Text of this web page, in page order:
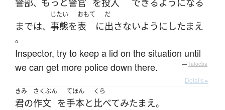
警部、 もっと警官 を投入
できるようになる
までは、
じたい
事態を
おもて
表 に
だ
出さないように したまえ
。
Inspector, try to keep a lid on the situation until
we can get more police down there.
— Tatoeba
Details ▸
きみ
君の
さくぶん
作文 を
てほん
手本と
くら
比べてみたまえ。